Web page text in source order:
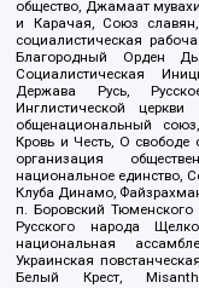
общество, Джамаат
и Карачая, Союз
социалистическая
Благородный Орден
Социалистическая
Держава Русь,
Инглистической церкви
общенациональный
Кровь и Честь, О свободе
организация
национальное единство,
Клуба Динамо,
п. Боровский
Русского народа
национальная
Украинская
Белый Крест,